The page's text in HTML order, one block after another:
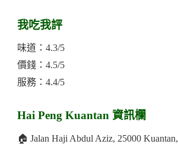
我吃我評
味道：4.3/5
價錢：4.5/5
服務：4.4/5
Hai Peng Kuantan 資訊欄
🏠 Jalan Haji Abdul Aziz, 25000 Kuantan,